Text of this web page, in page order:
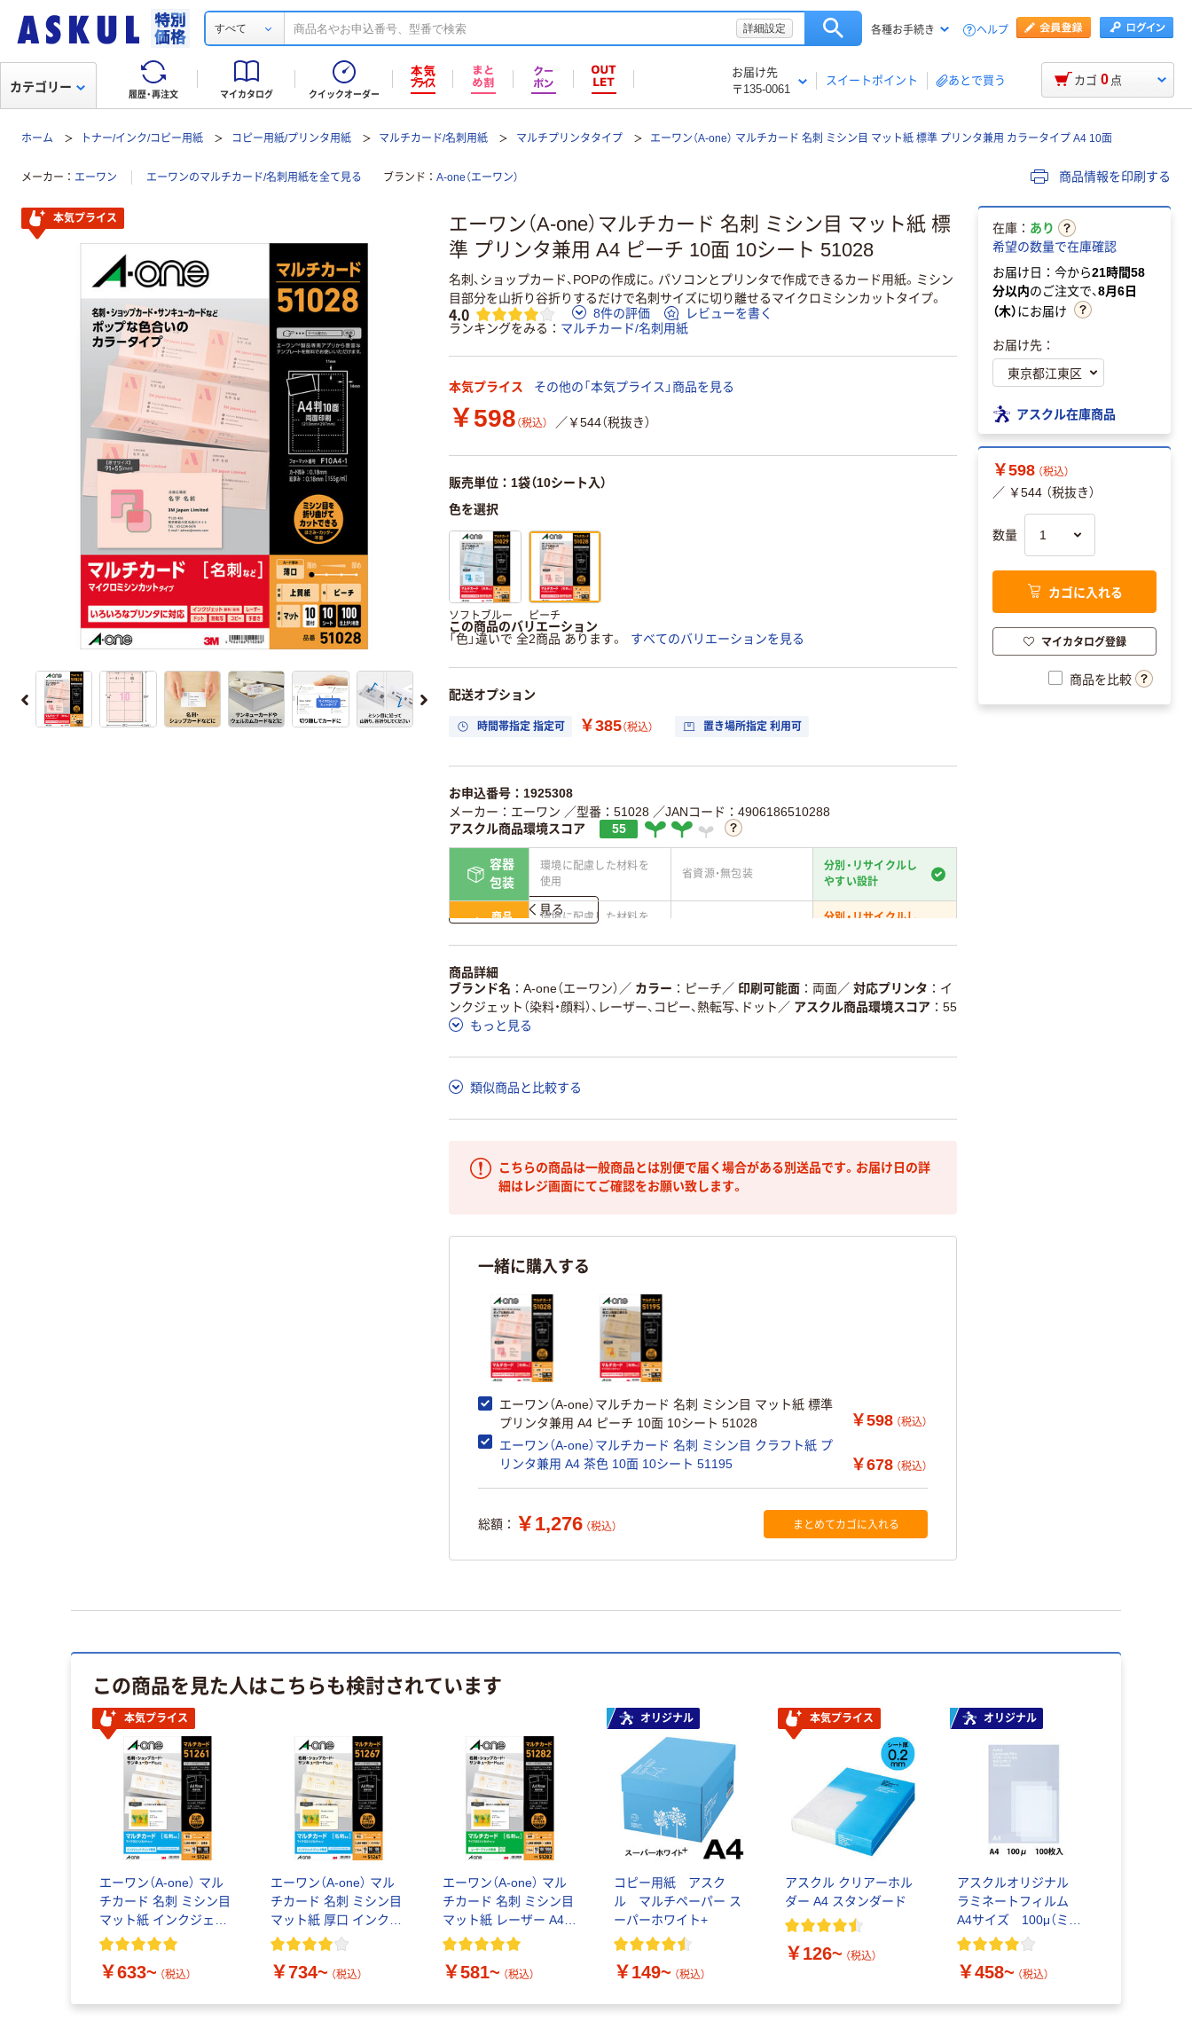
すべて 詳細設定 各種お手続き ヘルプ
履歴・再注文 マイカタログ クイックオーダー
お届け先
〒135-0061
スイートポイント あとで買う
カテゴリー カゴ 0 点
ホーム トナー/インク/コピー用紙 コピー用紙/プリンタ用紙 マルチカード/名刺用紙 マルチプリンタタイプ エーワン（A-one） マルチカード 名刺 ミシン目 マット紙 標準 プリンタ兼用 カラータイプ A4 10面
メーカー エーワン エーワンのマルチカード/名刺用紙を全て見る ブランド A-one（エーワン） 商品情報を印刷する
エーワン（A-one）マルチカード 名刺 ミシン目 マット紙 標
準 プリンタ兼用 A4 ピーチ 10面 10シート 51028
名刺、ショップカード、POPの作成に。パソコンとプリンタで作成できるカード用紙。ミシン
目部分を山折り谷折りするだけで名刺サイズに切り離せるマイクロミシンカットタイプ。
4.0 8件の評価
レビューを書く
ランキングをみる
マルチカード/名刺用紙
本気プライス その他の「本気プライス」商品を見る
￥598 （税込） ／￥544（税抜き）
販売単位：1袋（10シート入）
色を選択
ソフトブルー ピーチ
この商品のバリエーション
「色」違いで 全2商品 あります。
すべてのバリエーションを見る
配送オプション
時間帯指定 指定可 ￥385（税込） 置き場所指定 利用可
お申込番号：1925308
メーカー：エーワン ／型番：51028 ／JANコード：4906186510288
アスクル商品環境スコア
55
容器
包装
環境に配慮した材料を
使用
省資源・無包装
分別・リサイクルし
やすい設計
商品
環境に配慮した材料を
分別・リサイクルし
仕組
ある
ている
削減
この商品の環境配慮ポイントです。詳しくはページ下部の商品詳細「アスクル商品環境スコ
ア詳細／加点項目
詳しく見る
商品詳細
ブランド名
A-one（エーワン） ／ カラー ピーチ ／ 印刷可能面 両面／ 対応プリンタ
イ
ンクジェット（染料・顔料）、レーザー、コピー、熱転写、ドット ／ アスクル商品環境スコア
55
もっと見る
類似商品と比較する
こちらの商品は一般商品とは別便で届く場合がある別送品です。お届け日の詳
細はレジ画面にてご確認をお願い致します。
一緒に購入する
エーワン（A-one）マルチカード 名刺 ミシン目 マット紙 標準
プリンタ兼用 A4 ピーチ 10面 10シート 51028
￥598 （税込）
エーワン（A-one）マルチカード 名刺 ミシン目 クラフト紙 プ
リンタ兼用 A4 茶色 10面 10シート 51195
￥678 （税込）
総額： ￥1,276 （税込） まとめてカゴに入れる
本気プライス
在庫： あり
希望の数量で在庫確認
お届け日：今から21時間58
分以内のご注文で、8月6日
（木）にお届け
お届け先：
アスクル在庫商品
￥598 （税込）
／ ￥544 （税抜き）
数量
カゴに入れる
マイカタログ登録
商品を比較
この商品を見た人はこちらも検討されています
本気プライス
エーワン（A-one） マル
チカード 名刺 ミシン目
マット紙 インクジェッ
ト A4 10面
￥633~ （税込）
エーワン（A-one） マル
チカード 名刺 ミシン目
マット紙 厚口 インクジ
ェット A4 ソフトアイボ
￥734~ （税込）
エーワン（A-one） マル
チカード 名刺 ミシン目
マット紙 レーザー A4
10面
￥581~ （税込）
オリジナル
コピー用紙 アスク
ル マルチペーパー ス
ーパーホワイト+
￥149~ （税込）
本気プライス
アスクル クリアーホル
ダー A4 スタンダード
￥126~ （税込）
オリジナル
アスクルオリジナル
ラミネートフィルム
A4サイズ 100μ（ミク
ロン）
￥458~ （税込）